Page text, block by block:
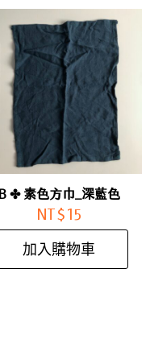
B ✤ 素色方巾_深藍色
NT$ 15
加入購物車